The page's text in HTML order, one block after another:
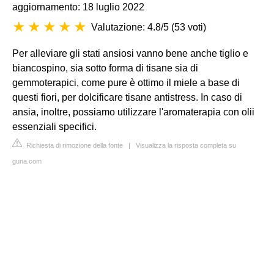
aggiornamento: 18 luglio 2022
Valutazione: 4.8/5 (53 voti)
Per alleviare gli stati ansiosi vanno bene anche tiglio e
biancospino, sia sotto forma di tisane sia di
gemmoterapici, come pure è ottimo il miele a base di
questi fiori, per dolcificare tisane antistress. In caso di
ansia, inoltre, possiamo utilizzare l'aromaterapia con olii
essenziali specifici.
Richiesta di rimozione della fonte | Visualizza la risposta completa su
guna.com